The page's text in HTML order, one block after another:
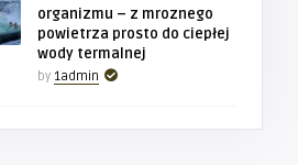
organizmu – z mroznego
powietrza prosto do ciepłej
wody termalnej
by 1admin